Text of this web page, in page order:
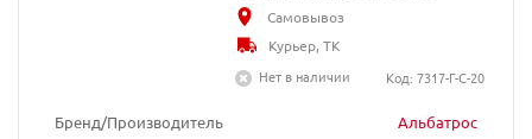
Бренд/Производитель
Альбатрос
Самовывоз
Курьер, ТК
Нет в наличии
Код: 7317-Г-С-20